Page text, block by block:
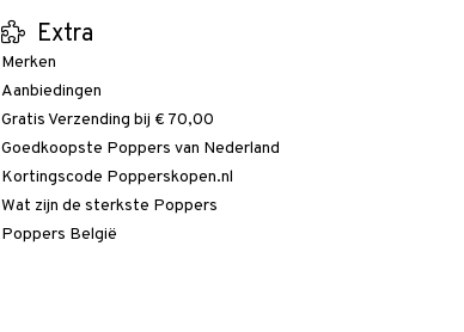
Extra
Merken
Aanbiedingen
Gratis Verzending bij € 70,00
Goedkoopste Poppers van Nederland
Kortingscode Popperskopen.nl
Wat zijn de sterkste Poppers
Poppers België